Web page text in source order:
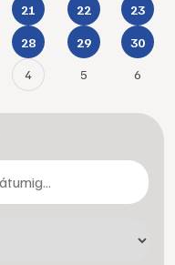
21 22 23
28 29 30
4 5 6